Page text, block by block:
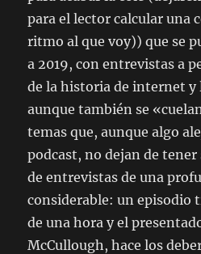
para el lector calcular una
ritmo al que voy)) que se
a 2019, con entrevistas a
de la historia de internet y
aunque también se
temas que, aunque algo
podcast, no dejan de
de entrevistas de una
considerable: un episodio
de una hora y el
McCullough, hace los